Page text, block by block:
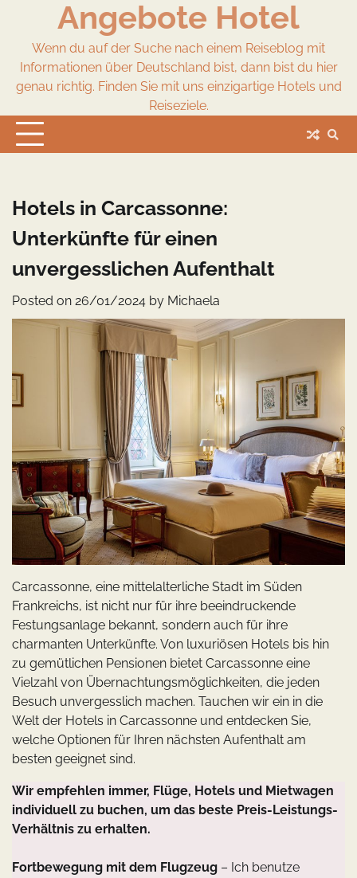
content
Angebote Hotel
Wenn du auf der Suche nach einem Reiseblog mit
Informationen über Deutschland bist, dann bist du hier
genau richtig. Finden Sie mit uns einzigartige Hotels und
Reiseziele.
Hotels in Carcassonne:
Unterkünfte für einen
unvergesslichen Aufenthalt
Posted on 26/01/2024 by Michaela
Carcassonne, eine mittelalterliche Stadt im Süden
Frankreichs, ist nicht nur für ihre beeindruckende
Festungsanlage bekannt, sondern auch für ihre
charmanten Unterkünfte. Von luxuriösen Hotels bis hin
zu gemütlichen Pensionen bietet Carcassonne eine
Vielzahl von Übernachtungsmöglichkeiten, die jeden
Besuch unvergesslich machen. Tauchen wir ein in die
Welt der Hotels in Carcassonne und entdecken Sie,
welche Optionen für Ihren nächsten Aufenthalt am
besten geeignet sind.
Wir empfehlen immer, Flüge, Hotels und Mietwagen
individuell zu buchen, um das beste Preis-Leistungs-
Verhältnis zu erhalten.
Fortbewegung mit dem Flugzeug – Ich benutze